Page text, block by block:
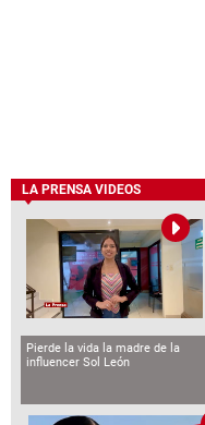
LA PRENSA VIDEOS
Pierde la vida la madre de la
influencer Sol León